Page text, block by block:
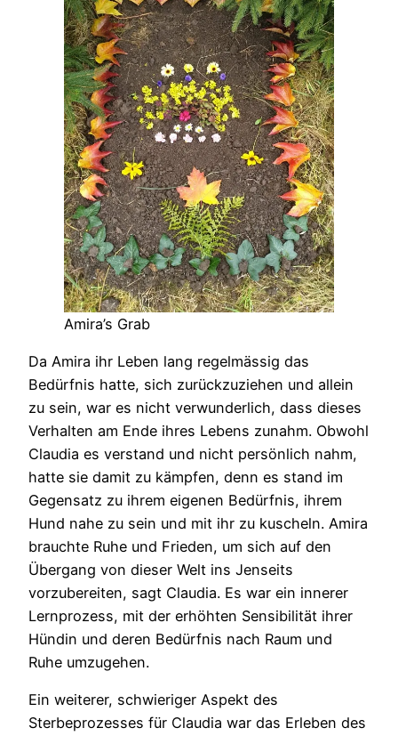
Amira’s Grab
Da Amira ihr Leben lang regelmässig das
Bedürfnis hatte, sich zurückzuziehen und allein
zu sein, war es nicht verwunderlich, dass dieses
Verhalten am Ende ihres Lebens zunahm. Obwohl
Claudia es verstand und nicht persönlich nahm,
hatte sie damit zu kämpfen, denn es stand im
Gegensatz zu ihrem eigenen Bedürfnis, ihrem
Hund nahe zu sein und mit ihr zu kuscheln. Amira
brauchte Ruhe und Frieden, um sich auf den
Übergang von dieser Welt ins Jenseits
vorzubereiten, sagt Claudia. Es war ein innerer
Lernprozess, mit der erhöhten Sensibilität ihrer
Hündin und deren Bedürfnis nach Raum und
Ruhe umzugehen.
Ein weiterer, schwieriger Aspekt des
Sterbeprozesses für Claudia war das Erleben des